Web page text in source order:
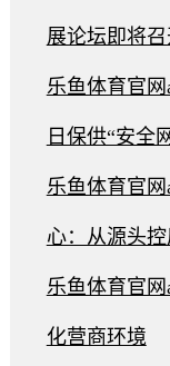
展论坛即将召
乐鱼体育官
日保供“安全
乐鱼体育官
心：从源头
乐鱼体育官
化营商环境